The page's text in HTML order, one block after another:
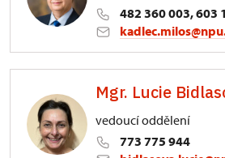
482 360 003, 603
3/, Sychrov 3
Mgr. Lucie
vedoucí oddělení
773 775 944